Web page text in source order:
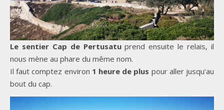
Le sentier Cap de Pertusatuprend ensuite le relais, il
nous mène au phare du même nom.
Il faut comptez environ 1 heure de plus pour aller jusqu’au
bout du cap.